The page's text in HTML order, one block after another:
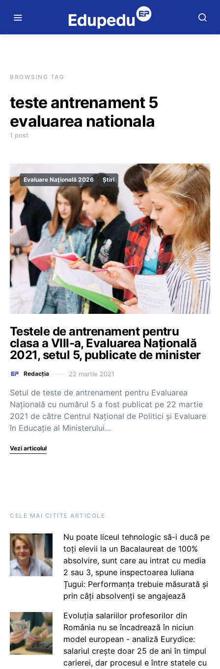
BROWSING TAG
teste antrenament 5
evaluarea nationala
1 post
Evaluare Națională 2026 Știri
Testele de antrenament pentru
clasa a VIII-a, Evaluarea Națională
2021, setul 5, publicate de minister
Redacția 22 martie 2021
Setul de teste de antrenament pentru Evaluarea
Națională cu numărul 5 a fost publicat pe 22 martie
2021 de către Centrul Național de Politici și Evaluare
în Educație al Ministerului…
Vezi articolul
CELE MAI CITITE ARTICOLE
Nu poate liceul tehnologic să-i ducă pe
toți elevii la un Bacalaureat de 100%
absolvire, sunt care au intrat cu media
2 sau 3, spune inspectoarea Iuliana
Țugui: Performanța trebuie măsurată și
prin câți absolvenți se angajează
Evoluția salariilor profesorilor din
România nu se încadrează în niciun
model european - analiză Eurydice:
salariul crește doar 25 de ani în timpul
carierei, dar procesul e între statele cu